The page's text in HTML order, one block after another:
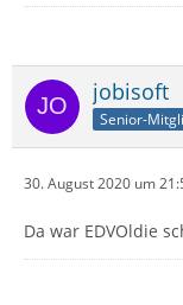
jobisoft
Senior-
30. August 2020 um
Da war EDVOldie